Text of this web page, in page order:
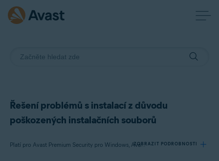
Řešení problémů s instalací z důvodu
poškozených instalačních souborů
Platí pro Avast Premium Security pro Windows, Avast Free Antivirus pro Windows, Avast Cleanup Premium pro Windows, Avast SecureLine VPN pro Windows, Avast AntiTrack Premium pro Windows, Avast Driver Updater pro Windows, Avast Battery Saver pro Windows, Avast BreachGuard pro Windows
ZOBRAZIT PODROBNOSTI